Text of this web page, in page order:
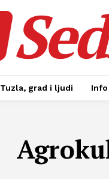
Tuzla, grad i ljudi Info